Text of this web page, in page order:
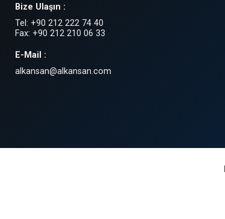
Bize Ulaşın :
Tel: +90 212 222 74 40
Fax: +90 212 210 06 33
E-Mail :
alkansan@alkansan.com